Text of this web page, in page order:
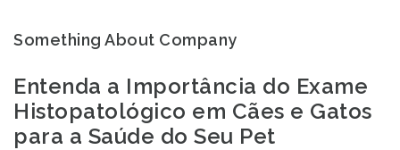
Something About Company
Entenda a Importância do Exame
Histopatológico em Cães e Gatos
para a Saúde do Seu Pet